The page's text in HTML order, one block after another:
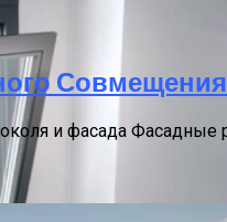
и фасада Фасадные